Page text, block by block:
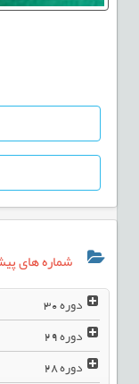
شماره های
دوره30
دوره29
دوره28